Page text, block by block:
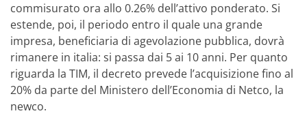
commisurato ora allo 0.26% dell’attivo ponderato. Si
estende, poi, il periodo entro il quale una grande
impresa, beneficiaria di agevolazione pubblica, dovrà
rimanere in italia: si passa dai 5 ai 10 anni. Per quanto
riguarda la TIM, il decreto prevede l’acquisizione fino al
20% da parte del Ministero dell’Economia di Netco, la
newco.